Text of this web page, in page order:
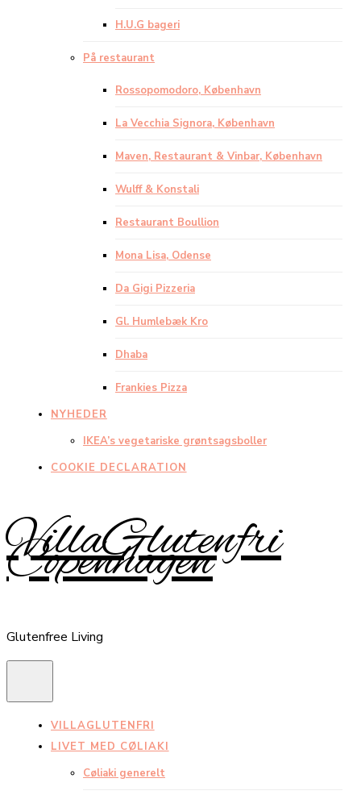
H.U.G bageri
På restaurant
Rossopomodoro, København
La Vecchia Signora, København
Maven, Restaurant & Vinbar, København
Wulff & Konstali
Restaurant Boullion
Mona Lisa, Odense
Da Gigi Pizzeria
Gl. Humlebæk Kro
Dhaba
Frankies Pizza
NYHEDER
IKEA’s vegetariske grøntsagsboller
COOKIE DECLARATION
VillaGlutenfri
Copenhagen
Glutenfree Living
VILLAGLUTENFRI
LIVET MED CØLIAKI
Cøliaki generelt